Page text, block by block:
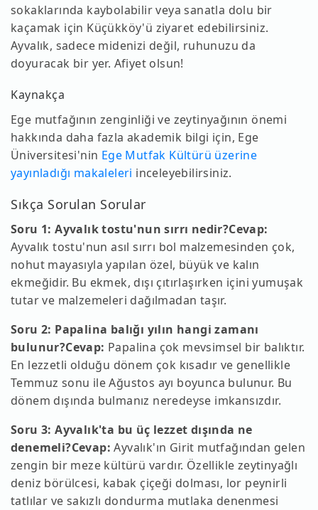
sokaklarında kaybolabilir veya sanatla dolu bir
kaçamak için Küçükköy'ü ziyaret edebilirsiniz.
Ayvalık, sadece midenizi değil, ruhunuzu da
doyuracak bir yer. Afiyet olsun!
Kaynakça
Ege mutfağının zenginliği ve zeytinyağının önemi
hakkında daha fazla akademik bilgi için, Ege
Üniversitesi'nin Ege Mutfak Kültürü üzerine
yayınladığı makaleleri inceleyebilirsiniz.
Sıkça Sorulan Sorular
Soru 1: Ayvalık tostu'nun sırrı nedir?Cevap:
Ayvalık tostu'nun asıl sırrı bol malzemesinden çok,
nohut mayasıyla yapılan özel, büyük ve kalın
ekmeğidir. Bu ekmek, dışı çıtırlaşırken içini yumuşak
tutar ve malzemeleri dağılmadan taşır.
Soru 2: Papalina balığı yılın hangi zamanı
bulunur?Cevap: Papalina çok mevsimsel bir balıktır.
En lezzetli olduğu dönem çok kısadır ve genellikle
Temmuz sonu ile Ağustos ayı boyunca bulunur. Bu
dönem dışında bulmanız neredeyse imkansızdır.
Soru 3: Ayvalık'ta bu üç lezzet dışında ne
denemeli?Cevap: Ayvalık'ın Girit mutfağından gelen
zengin bir meze kültürü vardır. Özellikle zeytinyağlı
deniz börülcesi, kabak çiçeği dolması, lor peynirli
tatlılar ve sakızlı dondurma mutlaka denenmesi